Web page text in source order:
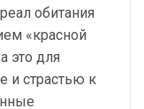
обитания
«красной
это для
и страстью к